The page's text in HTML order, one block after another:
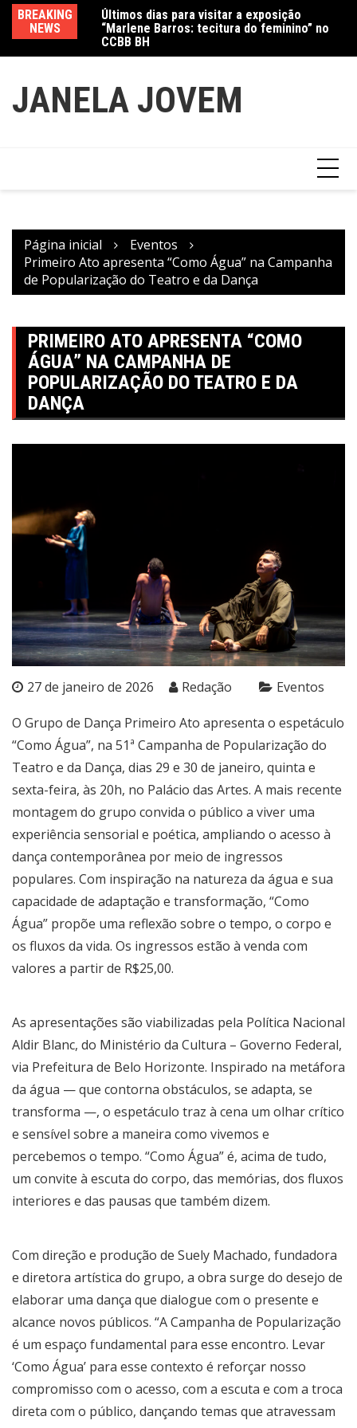
conteúdo
BREAKING
NEWS
Últimos dias para visitar a exposição
“Marlene Barros: tecitura do feminino” no
CCBB BH
Amanda Mangili transforma beleza e
inclusão em conexão real nas redes
JANELA JOVEM
Página inicial
Eventos
Primeiro Ato apresenta “Como Água” na Campanha
de Popularização do Teatro e da Dança
PRIMEIRO ATO APRESENTA “COMO
ÁGUA” NA CAMPANHA DE
POPULARIZAÇÃO DO TEATRO E DA
DANÇA
27 de janeiro de 2026 Redação Eventos
O Grupo de Dança Primeiro Ato apresenta o espetáculo
“Como Água”, na 51ª Campanha de Popularização do
Teatro e da Dança, dias 29 e 30 de janeiro, quinta e
sexta-feira, às 20h, no Palácio das Artes. A mais recente
montagem do grupo convida o público a viver uma
experiência sensorial e poética, ampliando o acesso à
dança contemporânea por meio de ingressos
populares. Com inspiração na natureza da água e sua
capacidade de adaptação e transformação, “Como
Água” propõe uma reflexão sobre o tempo, o corpo e
os fluxos da vida. Os ingressos estão à venda com
valores a partir de R$25,00.
As apresentações são viabilizadas pela Política Nacional
Aldir Blanc, do Ministério da Cultura – Governo Federal,
via Prefeitura de Belo Horizonte. Inspirado na metáfora
da água — que contorna obstáculos, se adapta, se
transforma —, o espetáculo traz à cena um olhar crítico
e sensível sobre a maneira como vivemos e
percebemos o tempo. “Como Água” é, acima de tudo,
um convite à escuta do corpo, das memórias, dos fluxos
interiores e das pausas que também dizem.
Com direção e produção de Suely Machado, fundadora
e diretora artística do grupo, a obra surge do desejo de
elaborar uma dança que dialogue com o presente e
alcance novos públicos. “A Campanha de Popularização
é um espaço fundamental para esse encontro. Levar
‘Como Água’ para esse contexto é reforçar nosso
compromisso com o acesso, com a escuta e com a troca
direta com o público, dançando temas que atravessam